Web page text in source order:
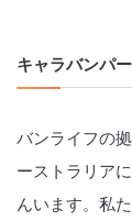
キャラバンパ
バンライフの
ーストラリア
んいます。私